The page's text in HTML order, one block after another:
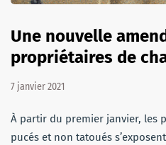
Une nouvelle
propriétaires de
7 janvier 2021
À partir du premier janvier, les
pucés et non tatoués